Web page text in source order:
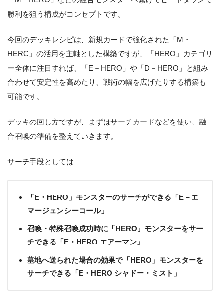
勝利を狙う構成がコンセプトです。
今回のデッキレシピは、新規カードで強化された「M・
HERO」の活用を主軸とした構築ですが、「HERO」カテゴリ
ー全体に注目すれば、「E－HERO」や「D－HERO」と組み
合わせて安定性を高めたり、戦術の幅を広げたりする構築も
可能です。
デッキの回し方ですが、まずはサーチカードなどを使い、融
合召喚の準備を整えていきます。
サーチ手段としては
「E・HERO」モンスターのサーチができる「E－エ
マージェンシーコール」
召喚・特殊召喚成功時に「HERO」モンスターをサー
チできる「E・HERO エアーマン」
墓地へ送られた場合の効果で「HERO」モンスターを
サーチできる「E・HERO シャドー・ミスト」